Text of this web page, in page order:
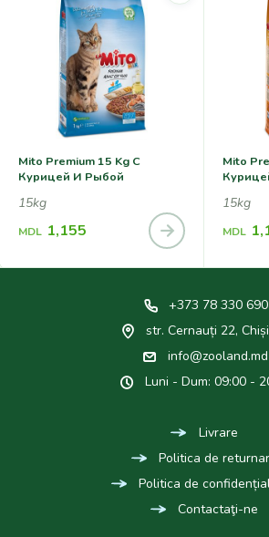
Mito Premium 15 Kg С
Курицей И Рыбой
15kg
MDL 1,155
Mito
15kg
MDL
+373 78 330 690
str. Cernauți 22,
info@zooland.md
Luni - Dum: 09:00 -
Livrare
Politica de
Politica de
Contactaţi-ne